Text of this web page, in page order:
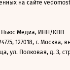
на сайте
Ньюс Медиа, ИНН/КПП
127018, г. Москва,
ул. Полковая, д. 3,